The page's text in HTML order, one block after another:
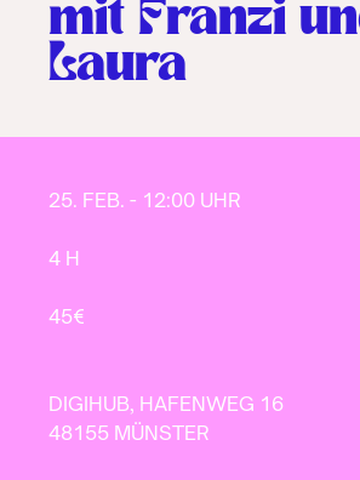
mit Franzi
Laura
25. FEB. - 12:00 UHR
4 H
45€
DIGIHUB, HAFENWEG 16
48155 MÜNSTER